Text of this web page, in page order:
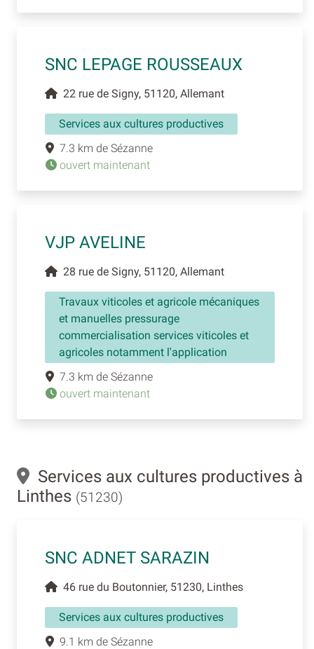
SNC LEPAGE ROUSSEAUX
22 rue de Signy, 51120, Allemant
Services aux cultures productives
7.3 km de Sézanne
ouvert maintenant
VJP AVELINE
28 rue de Signy, 51120, Allemant
Travaux viticoles et agricole mécaniques
et manuelles pressurage
commercialisation services viticoles et
agricoles notamment l'application
7.3 km de Sézanne
ouvert maintenant
Services aux cultures productives à
Linthes (51230)
SNC ADNET SARAZIN
46 rue du Boutonnier, 51230, Linthes
Services aux cultures productives
9.1 km de Sézanne